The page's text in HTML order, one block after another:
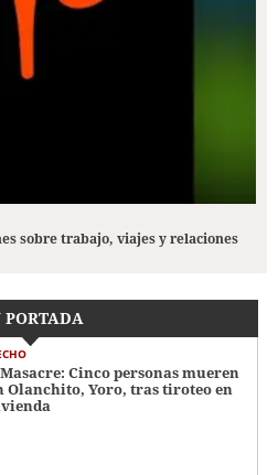
sobre trabajo, viajes y relaciones
PORTADA
Masacre: Cinco personas mueren
Olanchito, Yoro, tras tiroteo en